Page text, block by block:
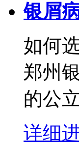
银屑
如何
郑州
的公
详细